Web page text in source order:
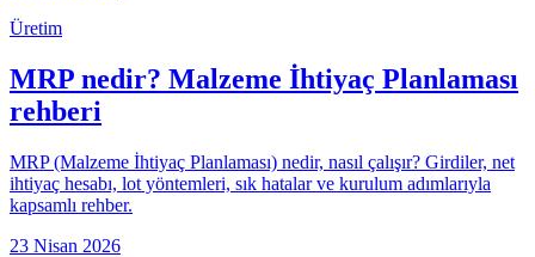
Üretim
MRP nedir? Malzeme İhtiyaç Planlaması
rehberi
MRP (Malzeme İhtiyaç Planlaması) nedir, nasıl çalışır? Girdiler, net
ihtiyaç hesabı, lot yöntemleri, sık hatalar ve kurulum adımlarıyla
kapsamlı rehber.
23 Nisan 2026